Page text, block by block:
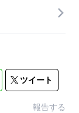
ツイート
報告する